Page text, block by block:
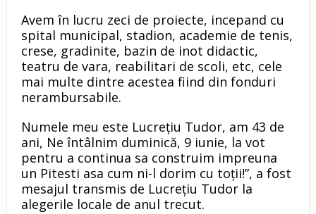
Avem în lucru zeci de proiecte, incepand cu
spital municipal, stadion, academie de tenis,
crese, gradinite, bazin de inot didactic,
teatru de vara, reabilitari de scoli, etc, cele
mai multe dintre acestea fiind din fonduri
nerambursabile.
Numele meu este Lucrețiu Tudor, am 43 de
ani, Ne întâlnim duminică, 9 iunie, la vot
pentru a continua sa construim impreuna
un Pitesti asa cum ni-l dorim cu toții!”, a fost
mesajul transmis de Lucrețiu Tudor la
alegerile locale de anul trecut.